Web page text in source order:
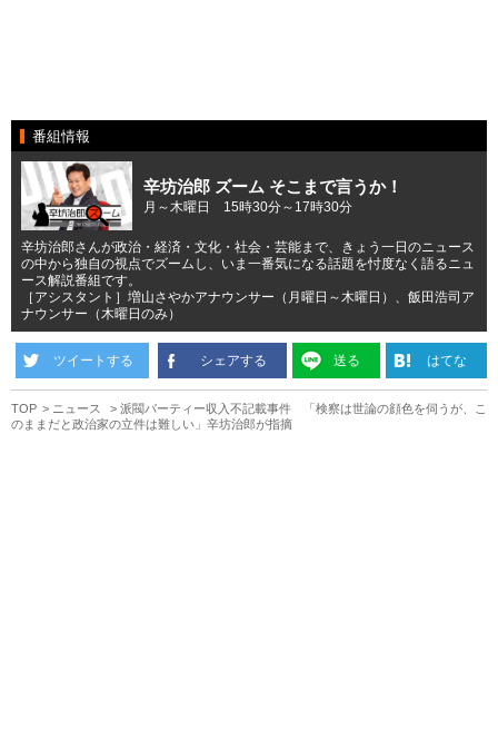
番組情報
辛坊治郎 ズーム そこまで言うか！
月～木曜日 15時30分～17時30分
辛坊治郎さんが政治・経済・文化・社会・芸能まで、きょう一日のニュース
の中から独自の視点でズームし、いま一番気になる話題を忖度なく語るニュ
ース解説番組です。
［アシスタント］増山さやかアナウンサー（月曜日～木曜日）、飯田浩司ア
ナウンサー（木曜日のみ）
ツイートする シェアする 送る はてな
TOP ニュース
派閥パーティー収入不記載事件 「検察は世論の顔色を伺うが、こ
のままだと政治家の立件は難しい」辛坊治郎が指摘